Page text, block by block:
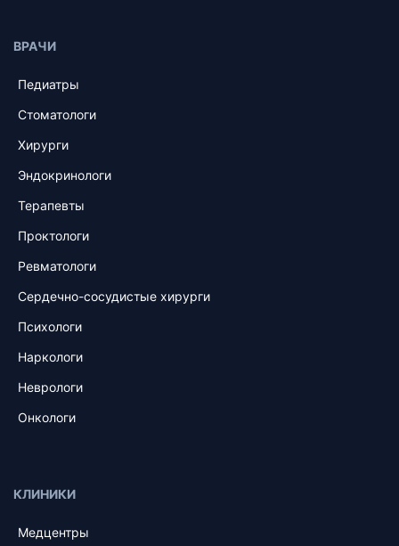
ВРАЧИ
Педиатры
Стоматологи
Хирурги
Эндокринологи
Терапевты
Проктологи
Ревматологи
Сердечно-сосудистые хирурги
Психологи
Наркологи
Неврологи
Онкологи
КЛИНИКИ
Медцентры